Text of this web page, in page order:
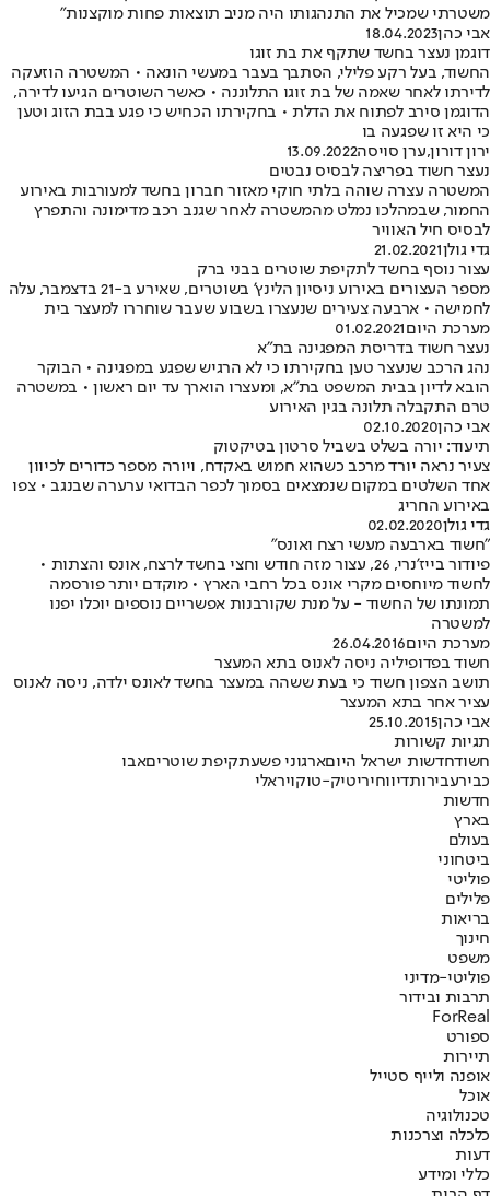
משטרתי שמכיל את התנהגותו היה מניב תוצאות פחות מוקצנות"
אבי כהן18.04.2023
דוגמן נעצר בחשד שתקף את בת זוגו
החשוד, בעל רקע פלילי, הסתבך בעבר במעשי הונאה • המשטרה הוזעקה
לדירתו לאחר שאמה של בת זוגו התלוננה • כאשר השוטרים הגיעו לדירה,
הדוגמן סירב לפתוח את הדלת • בחקירתו הכחיש כי פגע בבת הזוג וטען
כי היא זו שפגעה בו
ירון דורון,ערן סויסה13.09.2022
נעצר חשוד בפריצה לבסיס נבטים
המשטרה עצרה שוהה בלתי חוקי מאזור חברון בחשד למעורבות באירוע
החמור, שבמהלכו נמלט מהמשטרה לאחר שגנב רכב מדימונה והתפרץ
לבסיס חיל האוויר
גדי גולן21.02.2021
עצור נוסף בחשד לתקיפת שוטרים בבני ברק
מספר העצורים באירוע ניסיון הלינץ' בשוטרים, שאירע ב-21 בדצמבר, עלה
לחמישה • ארבעה צעירים שנעצרו בשבוע שעבר שוחררו למעצר בית
מערכת היום01.02.2021
נעצר חשוד בדריסת המפגינה בת"א
נהג הרכב שנעצר טען בחקירתו כי לא הרגיש שפגע במפגינה • הבוקר
הובא לדיון בבית המשפט בת"א, ומעצרו הוארך עד יום ראשון • במשטרה
טרם התקבלה תלונה בגין האירוע
אבי כהן02.10.2020
תיעוד: יורה בשלט בשביל סרטון בטיקטוק
צעיר נראה יורד מרכב כשהוא חמוש באקדח, ויורה מספר כדורים לכיוון
אחד השלטים במקום שנמצאים בסמוך לכפר הבדואי ערערה שבנגב • צפו
באירוע החריג
גדי גולן02.02.2020
"חשוד בארבעה מעשי רצח ואונס"
פיודור בייז'נרי, 26, עצור מזה חודש וחצי בחשד לרצח, אונס והצתות •
לחשוד מיוחסים מקרי אונס בכל רחבי הארץ • מוקדם יותר פורסמה
תמונתו של החשוד - על מנת שקורבנות אפשריים נוספים יוכלו יפנו
למשטרה
מערכת היום26.04.2016
חשוד בפדופיליה ניסה לאנוס בתא המעצר
תושב הצפון חשוד כי בעת ששהה במעצר בחשד לאונס ילדה, ניסה לאנוס
עציר אחר בתא המעצר
אבי כהן25.10.2015
תגיות קשורות
חשודחדשות ישראל היוםארגוני פשעתקיפת שוטריםאבו
כבירעבירותדיווחיריטיק-טוקויראלי
חדשות
בארץ
בעולם
ביטחוני
פוליטי
פלילים
בריאות
חינוך
משפט
פוליטי-מדיני
תרבות ובידור
ForReal
ספורט
תיירות
אופנה ולייף סטייל
אוכל
טכנולוגיה
כלכלה וצרכנות
דעות
כללי ומידע